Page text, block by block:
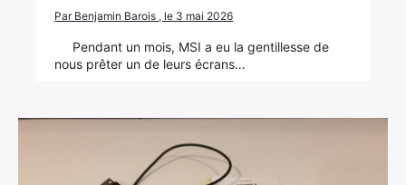
Par Benjamin Barois , le 3 mai 2026
Pendant un mois, MSI a eu la gentillesse de
nous prêter un de leurs écrans…